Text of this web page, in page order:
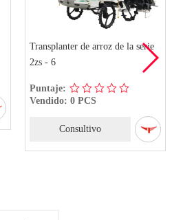
Transplanter de arroz de la serie
2zs - 6
Puntaje:
Vendido: 0 PCS
Consultivo